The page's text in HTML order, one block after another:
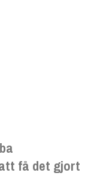
få det gjort